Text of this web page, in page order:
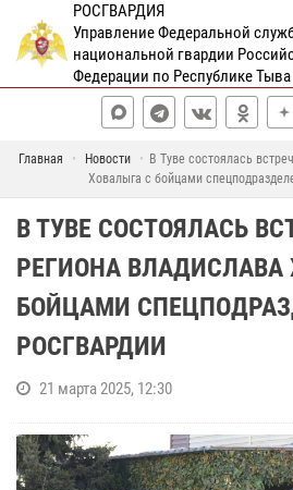
РОСГВАРДИЯ
Управление Федеральной
национальной гвардии
Федерации по Республике Тыва
Главная Новости
В Туве состоялась
Ховалыга с бойцами
В ТУВЕ СОСТОЯЛАСЬ
РЕГИОНА ВЛАДИСЛАВА
БОЙЦАМИ
РОСГВАРДИИ
21 марта 2025, 12:30